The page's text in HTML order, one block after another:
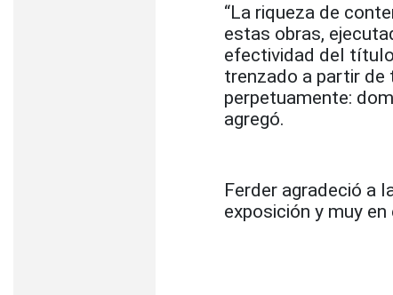
“La riqueza de
estas obras,
efectividad del
trenzado a partir de
perpetuamente:
agregó.
Ferder agradeció a
exposición y muy